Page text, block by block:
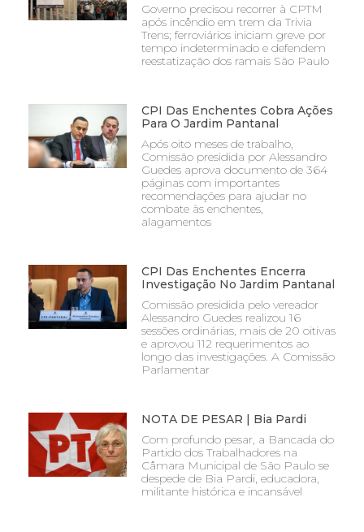
Governo precisou recorrer à CPTM
após incêndio em trem da Trivia
Trens; ferroviários iniciam greve por
tempo indeterminado e defendem
reestatização dos ramais São Paulo
CPI Das Enchentes Cobra Ações
Para O Jardim Pantanal
Após oito meses de trabalho,
Comissão presidida por Alessandro
Guedes aprova documento de 364
páginas com importantes
recomendações para ajudar no
combate às enchentes,
alagamentos
CPI Das Enchentes Encerra
Investigação No Jardim Pantanal
Comissão presidida pelo vereador
Alessandro Guedes realizou 16
sessões ordinárias, mais de 20 oitivas
e aprovou 112 requerimentos ao
longo das investigações. A Comissão
Parlamentar
NOTA DE PESAR | Bia Pardi
Com profundo pesar, a Bancada do
Partido dos Trabalhadores na
Câmara Municipal de São Paulo se
despede de Bia Pardi, educadora,
militante histórica e incansável